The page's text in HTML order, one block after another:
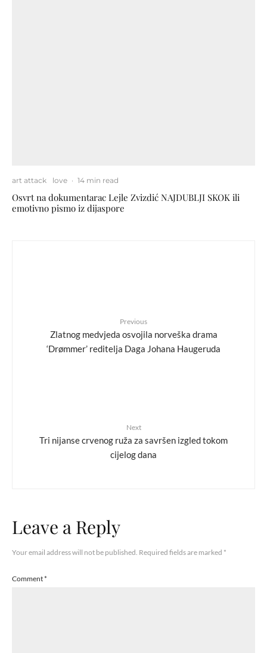
art attack love · 14 min read
Osvrt na dokumentarac Lejle Zvizdić NAJDUBLJI SKOK ili
emotivno pismo iz dijaspore
Previous
Zlatnog medvjeda osvojila norveška drama
‘Drømmer’ reditelja Daga Johana Haugeruda
Next
Tri nijanse crvenog ruža za savršen izgled tokom
cijelog dana
Leave a Reply
Your email address will not be published. Required fields are marked *
Comment*